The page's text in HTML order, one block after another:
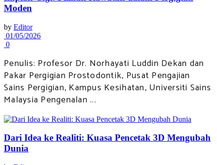
Moden
by Editor
01/05/2026
0
Penulis: Profesor Dr. Norhayati Luddin Dekan dan
Pakar Pergigian Prostodontik, Pusat Pengajian
Sains Pergigian, Kampus Kesihatan, Universiti Sains
Malaysia Pengenalan ...
Dari Idea ke Realiti: Kuasa Pencetak 3D Mengubah
Dunia